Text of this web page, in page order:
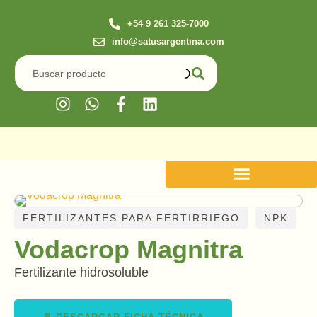
+54 9 261 325-7000
info@satusargentina.com
FERTILIZANTES PARA FERTIRRIEGO NPK
Vodacrop Magnitra
Fertilizante hidrosoluble